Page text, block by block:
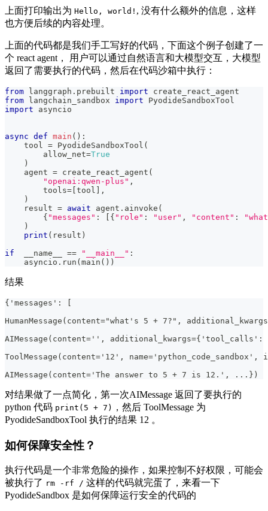
上面打印输出为 Hello, world! , 没有什么额外的信息，这样
也方便后续的内容处理。
上面的代码都是我们手工写好的代码，下面这个例子创建了一
个 react agent， 用户可以通过自然语言和大模型交互，大模型
返回了需要执行的代码，然后在代码沙箱中执行：
from langgraph . prebuilt import create_react_agent
from langchain_sandbox import PyodideSandboxTool
import asyncio
async def main ( ) :
    tool
= PyodideSandboxTool (
        allow_net
=True
)
    agent
= create_react_agent (
"openai:qwen-plus" ,
        tools
= tool
,
)
    result
= await agent . ainvoke (
{ "messages" : { "role" : "user" , "content" :
)
print ( result )
if
  __name__
== "__main__" :
    asyncio
. run ( main ( ) )
结果
{'messages': [
HumanMessage(content="what's 5 + 7?",
AIMessage(content='',
ToolMessage(content='12',
AIMessage(content='The answer to 5 + 7 is 12.', ...})
对结果做了一点简化，第一次AIMessage 返回了要执行的
python 代码 print(5 + 7)
，然后 ToolMessage 为
PyodideSandboxTool 执行的结果 12 。
如何保障安全性？
执行代码是一个非常危险的操作，如果控制不好权限，可能会
被执行了 rm -rf / 这样的代码就完蛋了，来看一下
PyodideSandbox 是如何保障运行安全的代码的